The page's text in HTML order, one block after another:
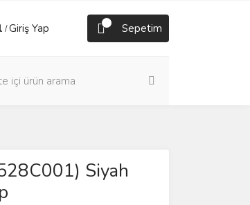
/Giriş Yap Sepetim
Siyah